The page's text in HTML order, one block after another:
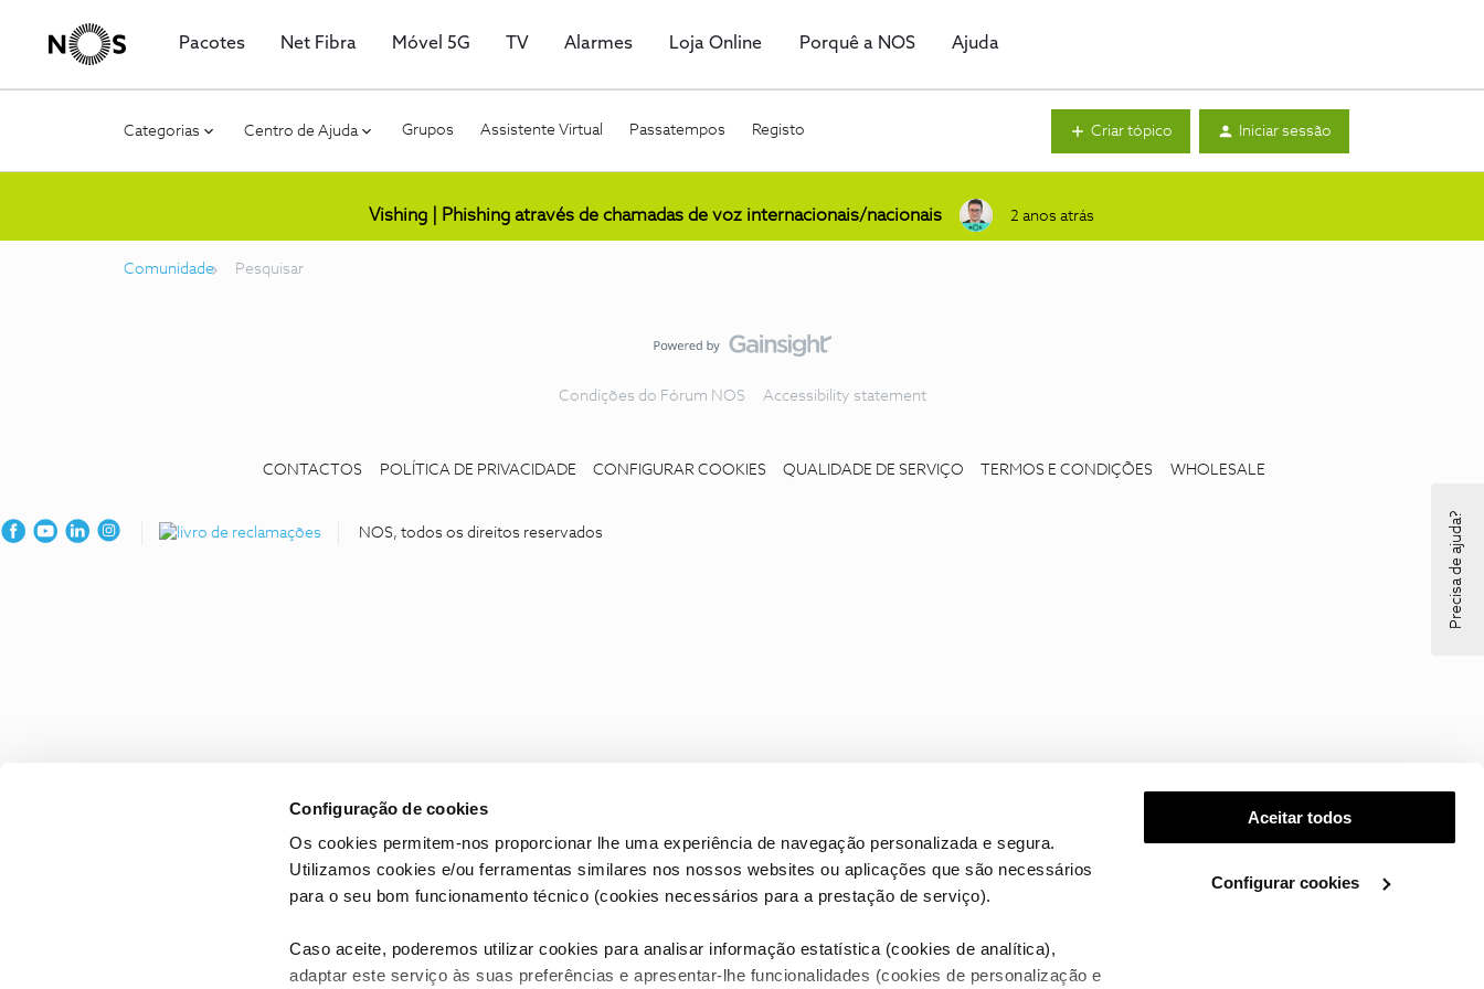
Configuração de cookies
Os cookies permitem-nos proporcionar lhe uma experiência de navegação personalizada e segura.
Utilizamos cookies e/ou ferramentas similares nos nossos websites ou aplicações que são necessários
para o seu bom funcionamento técnico (cookies necessários para a prestação de serviço).
Caso aceite, poderemos utilizar cookies para analisar informação estatística (cookies de analítica),
adaptar este serviço às suas preferências e apresentar-lhe funcionalidades (cookies de personalização e
Aceitar todos
Configurar cookies
Pacotes Net Fibra Móvel 5G TV Alarmes Loja Online Porquê a NOS Ajuda
Categorias Centro de Ajuda Grupos Assistente Virtual Passatempos Registo Criar tópico Iniciar sessão
Vishing | Phishing através de chamadas de voz internacionais/nacionais 2 anos atrás
Comunidade Pesquisar
Condições do Fórum NOS Accessibility statement
CONTACTOS POLÍTICA DE PRIVACIDADE CONFIGURAR COOKIES QUALIDADE DE SERVIÇO TERMOS E CONDIÇÕES WHOLESALE
NOS, todos os direitos reservados Precisa de ajuda?